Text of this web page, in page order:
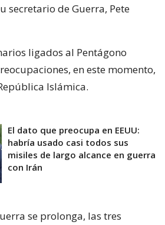
secretario de Guerra, Pete
ligados al Pentágono
en este momento,
Islámica.
El dato que preocupa en EEUU:
habría usado casi todos sus
misiles de largo alcance en guerra
con Irán
se prolonga, las tres